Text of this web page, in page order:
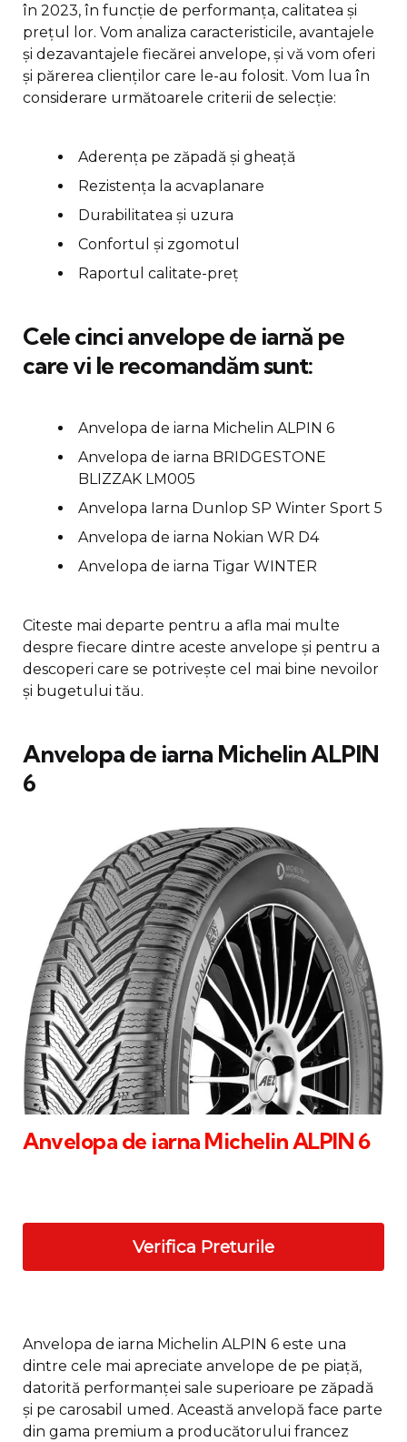
în 2023, în funcție de performanța, calitatea și
prețul lor. Vom analiza caracteristicile, avantajele
și dezavantajele fiecărei anvelope, și vă vom oferi
și părerea clienților care le-au folosit. Vom lua în
considerare următoarele criterii de selecție:
Aderența pe zăpadă și gheață
Rezistența la acvaplanare
Durabilitatea și uzura
Confortul și zgomotul
Raportul calitate-preț
Cele cinci anvelope de iarnă pe
care vi le recomandăm sunt:
Anvelopa de iarna Michelin ALPIN 6
Anvelopa de iarna BRIDGESTONE
BLIZZAK LM005
Anvelopa Iarna Dunlop SP Winter Sport 5
Anvelopa de iarna Nokian WR D4
Anvelopa de iarna Tigar WINTER
Citeste mai departe pentru a afla mai multe
despre fiecare dintre aceste anvelope și pentru a
descoperi care se potrivește cel mai bine nevoilor
și bugetului tău.
Anvelopa de iarna Michelin ALPIN
6
Anvelopa de iarna Michelin ALPIN 6
Verifica Preturile
Anvelopa de iarna Michelin ALPIN 6 este una
dintre cele mai apreciate anvelope de pe piață,
datorită performanței sale superioare pe zăpadă
și pe carosabil umed. Această anvelopă face parte
din gama premium a producătorului francez